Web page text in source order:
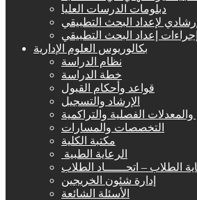
دبلومات الدرسات العليا
لإعداد البحث التطبيقي
إعداد البحث التطبيقي
بكالوريوس العلوم الإدارية
نظام الدراسة
خطة الدراسة
قواعد وأحكام القبول
الإرشاد والتسجيل
والمعدلات الفصلية والتراكمية
التخصصات والمسارات
مكتبة الكلية
الرعاية الطبية ‏
الطلاب – اتحــــــاد الطلاب
إدارة شئون الخريجين
الأسئلة الشائعة